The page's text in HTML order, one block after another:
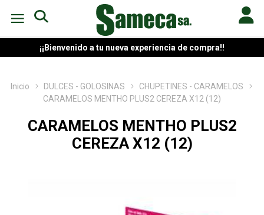
¡¡Bienvenido a tu nueva experiencia de compra!!
Inicio DULCES - GOLOSINAS
CHUPETINES - CARAMELOS
CARAMELOS MENTHO PLUS2 CEREZA X12 (12)
CARAMELOS MENTHO PLUS2
CEREZA X12 (12)